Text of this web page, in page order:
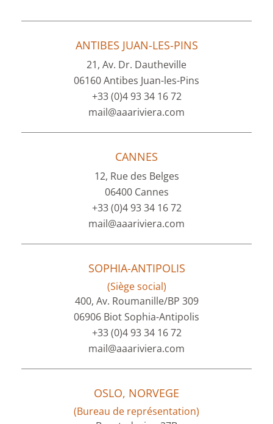
ANTIBES JUAN-LES-PINS
21, Av. Dr. Dautheville
06160 Antibes Juan-les-Pins
+33 (0)4 93 34 16 72
mail@aaariviera.com
CANNES
12, Rue des Belges
06400 Cannes
+33 (0)4 93 34 16 72
mail@aaariviera.com
SOPHIA-ANTIPOLIS
(Siège social)
400, Av. Roumanille/BP 309
06906 Biot Sophia-Antipolis
+33 (0)4 93 34 16 72
mail@aaariviera.com
OSLO, NORVEGE
(Bureau de représentation)